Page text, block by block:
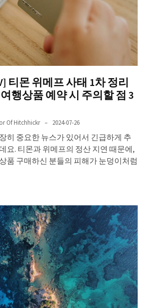
티몬 위메프 사태 1차 정리
행상품 예약 시 주의할 점 3
Of Hitchhickr 2024-07-26
히 중요한 뉴스가 있어서 긴급하게 추
요. 티몬과 위메프의 정산 지연 때문에,
품 구매하신 분들의 피해가 눈덩이처럼